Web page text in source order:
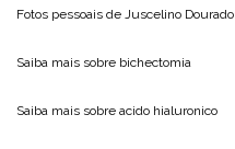
Fotos pessoais de Juscelino Dourado
Saiba mais sobre bichectomia
Saiba mais sobre acido hialuronico